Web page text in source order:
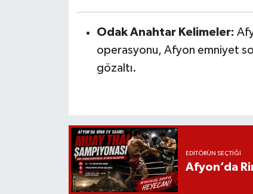
Odak Anahtar Kelimeler:
operasyonu, Afyon emniyet
gözaltı.
EDITÖRÜN SEÇTIĞI
Afyon’da